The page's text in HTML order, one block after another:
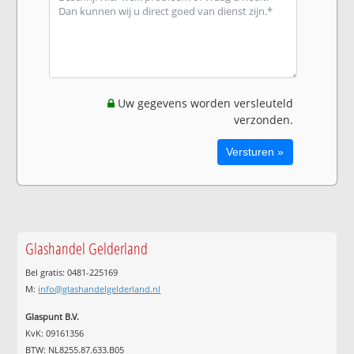
Uw gegevens worden versleuteld
verzonden.
Glashandel Gelderland
Bel gratis: 0481-225169
M: info@glashandelgelderland.nl
Glaspunt B.V.
KvK: 09161356
BTW: NL8255.87.633.B05